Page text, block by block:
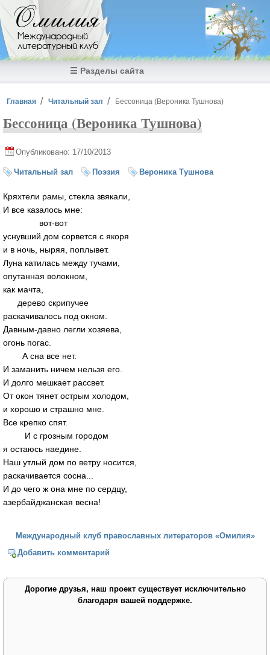
Перейти к основному содержанию
Омилия
Международный
литературный клуб
☰ Разделы сайта
Вы здесь
Главная Читальный зал Бессоница (Вероника Тушнова)
Бессоница (Вероника Тушнова)
Опубликовано: 17/10/2013
Читальный зал Поэзия Вероника Тушнова
Кряхтели рамы, стекла звякали,
И все казалось мне:
вот-вот
уснувший дом сорвется с якоря
и в ночь, ныряя, поплывет.
Луна катилась между тучами,
опутанная волокном,
как мачта,
дерево скрипучее
раскачивалось под окном.
Давным-давно легли хозяева,
огонь погас.
А сна все нет.
И заманить ничем нельзя его.
И долго мешкает рассвет.
От окон тянет острым холодом,
и хорошо и страшно мне.
Все крепко спят.
И с грозным городом
я остаюсь наедине.
Наш утлый дом по ветру носится,
раскачивается сосна...
И до чего ж она мне по сердцу,
азербайджанская весна!
Международный клуб православных литераторов «Омилия»
Добавить комментарий
Дорогие друзья, наш проект существует исключительно
благодаря вашей поддержке.